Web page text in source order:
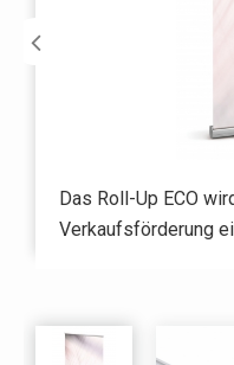
Das Roll-Up ECO
Verkaufsförderung